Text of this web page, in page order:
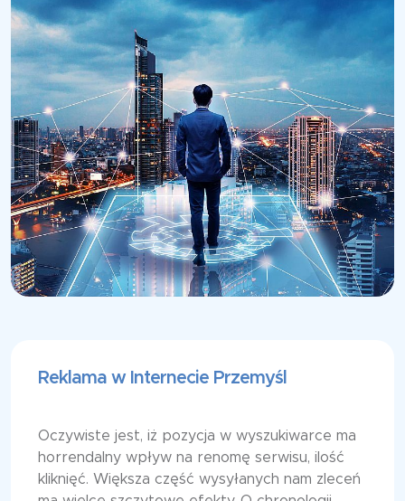
Reklama w Internecie Przemyśl
Oczywiste jest, iż pozycja w wyszukiwarce ma
horrendalny wpływ na renomę serwisu, ilość
kliknięć. Większa część wysyłanych nam zleceń